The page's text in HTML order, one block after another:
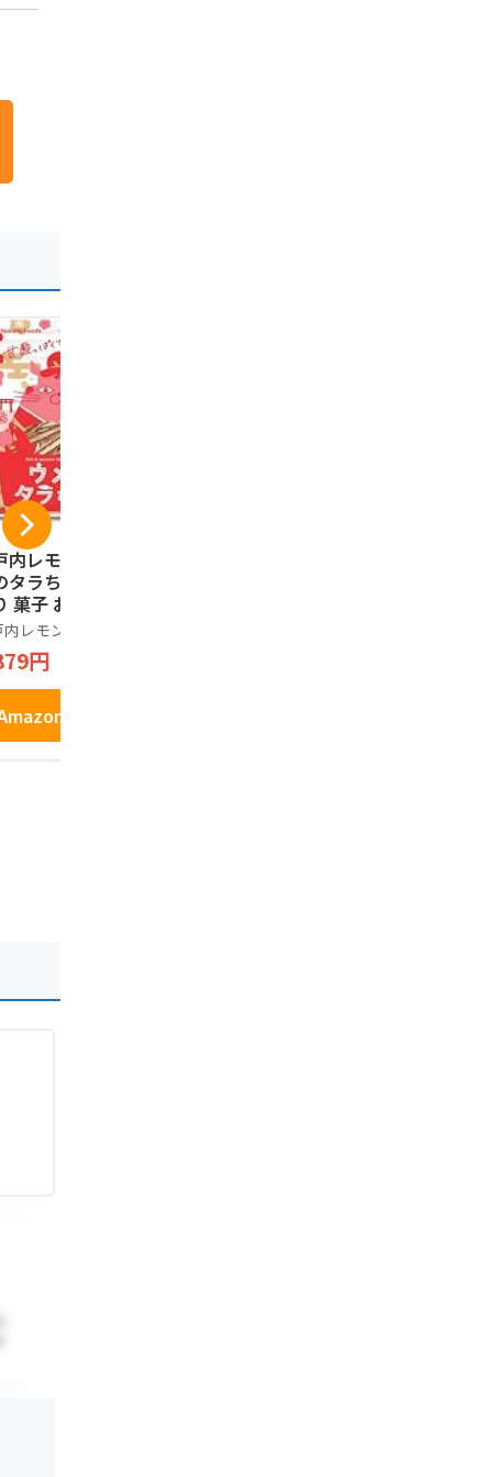
内レモン農園 ウ
タラちゃん 10袋
菓子 おつまみ
トセット ギフト
広島土産 タラ
レモン農園
円
で見る